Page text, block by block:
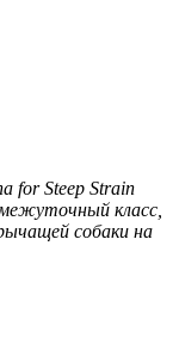
for Steep Strain
класс,
собаки на